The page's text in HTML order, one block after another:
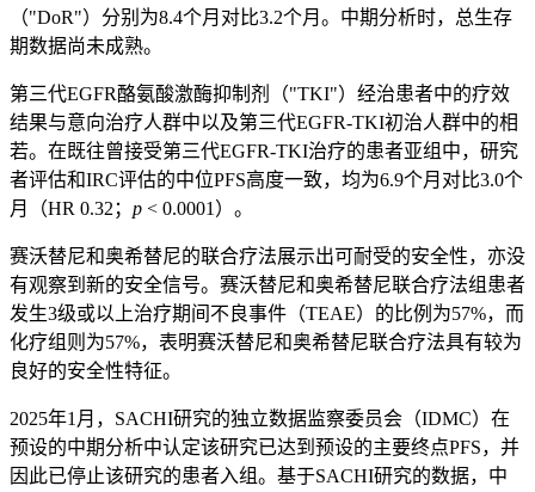
（"DoR"）分别为8.4个月对比3.2个月。中期分析时，总生存
期数据尚未成熟。
第三代EGFR酪氨酸激酶抑制剂（"TKI"）经治患者中的疗效
结果与意向治疗人群中以及第三代EGFR-TKI初治人群中的相
若。在既往曾接受第三代EGFR-TKI治疗的患者亚组中，研究
者评估和IRC评估的中位PFS高度一致，均为6.9个月对比3.0个
月（HR 0.32； p < 0.0001）。
赛沃替尼和奥希替尼的联合疗法展示出可耐受的安全性，亦没
有观察到新的安全信号。赛沃替尼和奥希替尼联合疗法组患者
发生3级或以上治疗期间不良事件（TEAE）的比例为57%，而
化疗组则为57%，表明赛沃替尼和奥希替尼联合疗法具有较为
良好的安全性特征。
2025年1月，SACHI研究的独立数据监察委员会（IDMC）在
预设的中期分析中认定该研究已达到预设的主要终点PFS，并
因此已停止该研究的患者入组。基于SACHI研究的数据，中